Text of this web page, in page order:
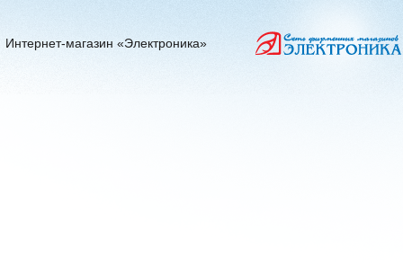
Интернет-магазин «Электроника»